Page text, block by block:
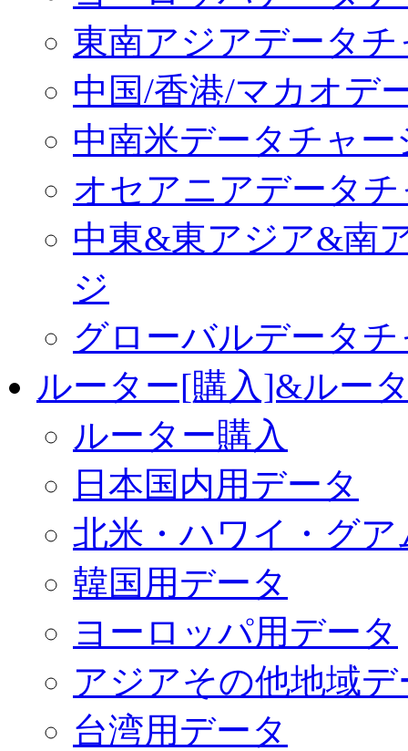
東南アジアデータチ
中国/香港/マカオデ
中南米データチャー
オセアニアデータ
中東&東アジア&南
ジ
グローバルデータ
ルーター[購入]&ルー
ルーター購入
日本国内用データ
北米・ハワイ・グ
韓国用データ
ヨーロッパ用データ
アジアその他地域デ
台湾用データ